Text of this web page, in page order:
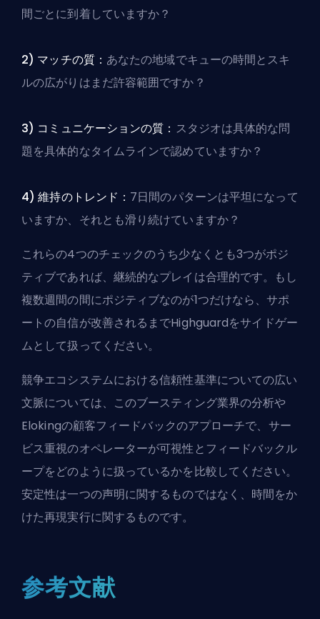
間ごとに到着していますか？
2) マッチの質： あなたの地域でキューの時間とスキ
ルの広がりはまだ許容範囲ですか？
3) コミュニケーションの質： スタジオは具体的な問
題を具体的なタイムラインで認めていますか？
4) 維持のトレンド： 7日間のパターンは平坦になって
いますか、それとも滑り続けていますか？
これらの4つのチェックのうち少なくとも3つがポジ
ティブであれば、継続的なプレイは合理的です。もし
複数週間の間にポジティブなのが1つだけなら、サポ
ートの自信が改善されるまでHighguardをサイドゲー
ムとして扱ってください。
競争エコシステムにおける信頼性基準についての広い
文脈については、 このブースティング業界の分析や
Elokingの顧客フィードバックのアプローチで、サー
ビス重視のオペレーターが可視性とフィードバックル
ープをどのように扱っているかを比較してください。
安定性は一つの声明に関するものではなく、時間をか
けた再現実行に関するものです。
参考文献